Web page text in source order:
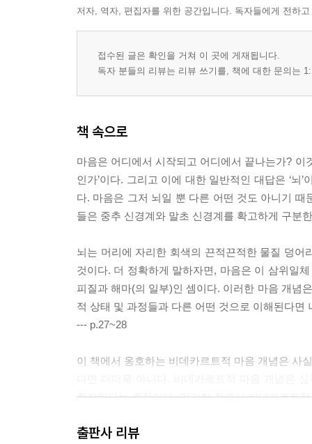
7. 인식적 권한의 파생적 특성 ㆍ 267
8. 대처와 인지의 연속성 ㆍ 275
2. 경험적인 것으로서의 경험: 객관성의 힘 ㆍ 280
3. 뜻의 두 가지 의미 ㆍ 288
4. 파악된 뜻, 노에시스, 노에마에 관한 후설의 견해
5. 무(無)에 대한 사르트르의 견해 ㆍ 302
7. 요약 ㆍ 316
8. 연합된 마음 319
1. 지각에서 인지로 ㆍ 319
3. ‘통과하는 여행’이라는 지향성 개념 ㆍ 330
5. 지각적 드러냄의 매개체 ㆍ 340
7. 드러냄과 인지적 드러냄 ㆍ 357
저자, 역자, 편집자를 위한 공간입니다. 독자들에게 전하
접수된 글은 확인을 거쳐 이 곳에 게재됩니다.
독자 분들의 리뷰는 리뷰 쓰기를, 책에 대한 문의는
책 속으로
마음은 어디에서 시작되고 어디에서 끝나는가?
인가’이다. 그리고 이에 대한 일반적인 대답은 ‘
다. 마음은 그저 뇌일 뿐 다른 어떤 것도 아니기
들은 중추 신경계와 말초 신경계를 확고하게 구분
뇌는 머리에 자리한 회색의 끈적끈적한 물질 덩
것이다. 더 정확하게 말하자면, 마음은 이 삼위일
피질과 해마(의 일부)인 셈이다. 이러한 마음 개념
적 상태 및 과정들과 다른 어떤 것으로 이해된다
--- p.27~28
이 책에서 옹호하는 비데카르트적 마음 개념은 사
확장된다는 주장이다. 이러한 점에서 비데카르트
을 단호하게 거부하는 것이다. 심적 상태 및 과정
출판사 리뷰